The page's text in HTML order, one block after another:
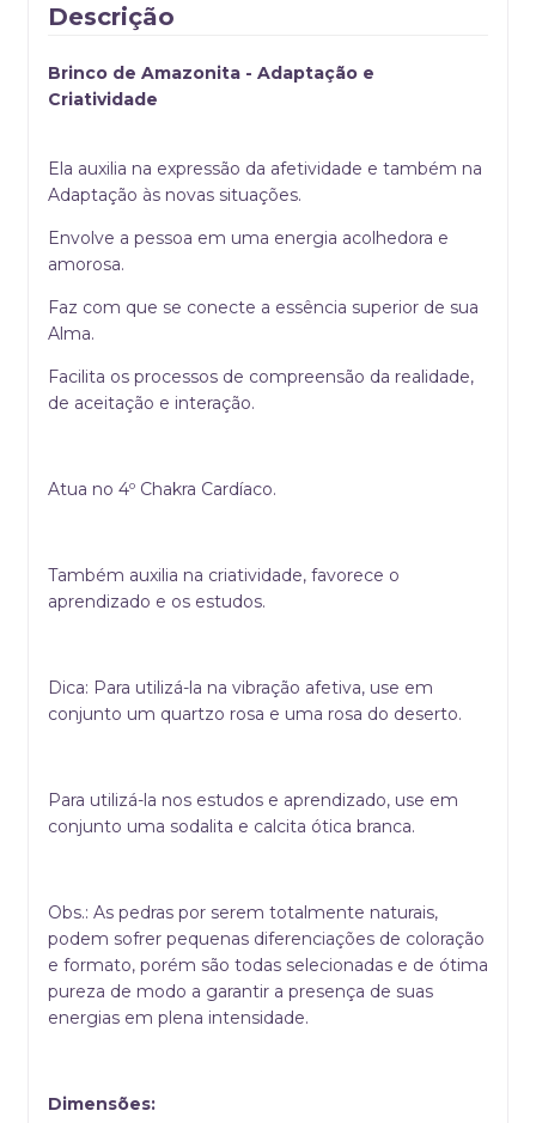
Descrição
Brinco de Amazonita - Adaptação e
Criatividade
Ela auxilia na expressão da afetividade e também na
Adaptação às novas situações.
Envolve a pessoa em uma energia acolhedora e
amorosa.
Faz com que se conecte a essência superior de sua
Alma.
Facilita os processos de compreensão da realidade,
de aceitação e interação.
Atua no 4º Chakra Cardíaco.
Também auxilia na criatividade, favorece o
aprendizado e os estudos.
Dica: Para utilizá-la na vibração afetiva, use em
conjunto um quartzo rosa e uma rosa do deserto.
Para utilizá-la nos estudos e aprendizado, use em
conjunto uma sodalita e calcita ótica branca.
Obs.: As pedras por serem totalmente naturais,
podem sofrer pequenas diferenciações de coloração
e formato, porém são todas selecionadas e de ótima
pureza de modo a garantir a presença de suas
energias em plena intensidade.
Dimensões: